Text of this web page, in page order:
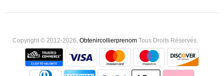
Copyright © 2012-2026, Obtenircollierprenom Tous Droits Réservés.